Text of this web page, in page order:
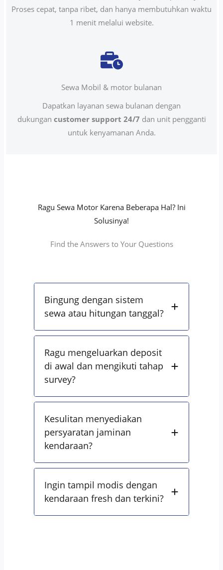
Proses cepat, tanpa ribet, dan hanya membutuhkan waktu
1 menit melalui website.
Sewa Mobil & motor bulanan
Dapatkan layanan sewa bulanan dengan
dukungan customer support 24/7 dan unit pengganti
untuk kenyamanan Anda.
Ragu Sewa Motor Karena Beberapa Hal? Ini
Solusinya!
Find the Answers to Your Questions
Bingung dengan sistem
sewa atau hitungan tanggal?
Ragu mengeluarkan deposit
di awal dan mengikuti tahap
survey?
Kesulitan menyediakan
persyaratan jaminan
kendaraan?
Ingin tampil modis dengan
kendaraan fresh dan terkini?